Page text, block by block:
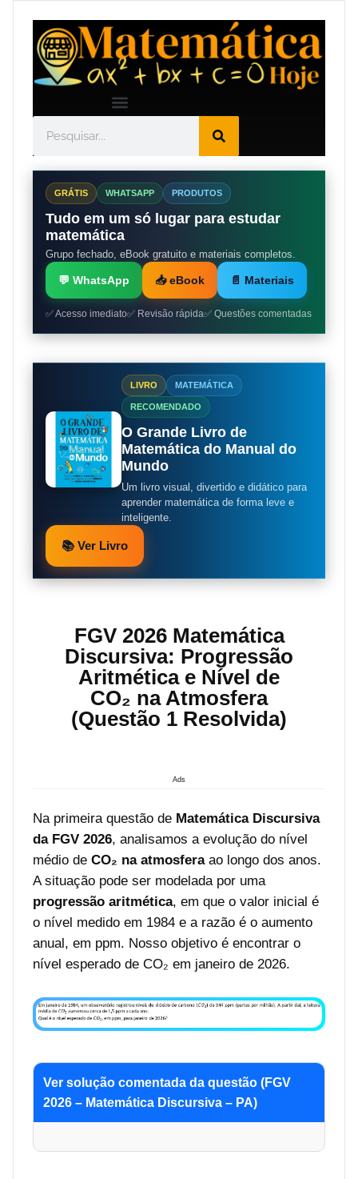
GRÁTIS WHATSAPP PRODUTOS
Tudo em um só lugar para estudar
matemática
Grupo fechado, eBook gratuito e materiais completos.
💬 WhatsApp 📥 eBook 📄 Materiais
✅ Acesso imediato✅ Revisão rápida✅ Questões comentadas
LIVRO MATEMÁTICA
RECOMENDADO
O Grande Livro de
Matemática do Manual do
Mundo
Um livro visual, divertido e didático para
aprender matemática de forma leve e
inteligente.
📚 Ver Livro
FGV 2026 Matemática
Discursiva: Progressão
Aritmética e Nível de
CO₂ na Atmosfera
(Questão 1 Resolvida)
Ads
Na primeira questão de Matemática Discursiva
da FGV 2026, analisamos a evolução do nível
médio de CO₂ na atmosferaao longo dos anos.
A situação pode ser modelada por uma
progressão aritmética, em que o valor inicial é
o nível medido em 1984 e a razão é o aumento
anual, em ppm. Nosso objetivo é encontrar o
nível esperado de CO₂ em janeiro de 2026.
Ver solução comentada da questão (FGV
2026 – Matemática Discursiva – PA)